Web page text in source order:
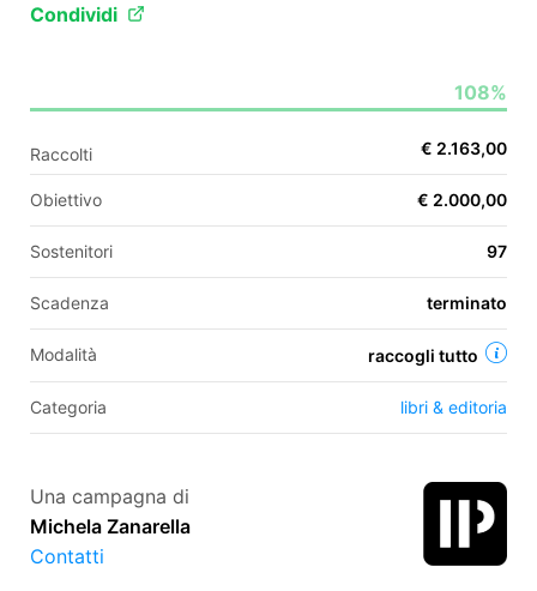
EN
FR
Condividi
108%
Raccolti € 2.163,00
Obiettivo € 2.000,00
Sostenitori 97
Scadenza terminato
Modalità raccogli tutto
Categoria libri & editoria
Una campagna di
Michela Zanarella
Contatti